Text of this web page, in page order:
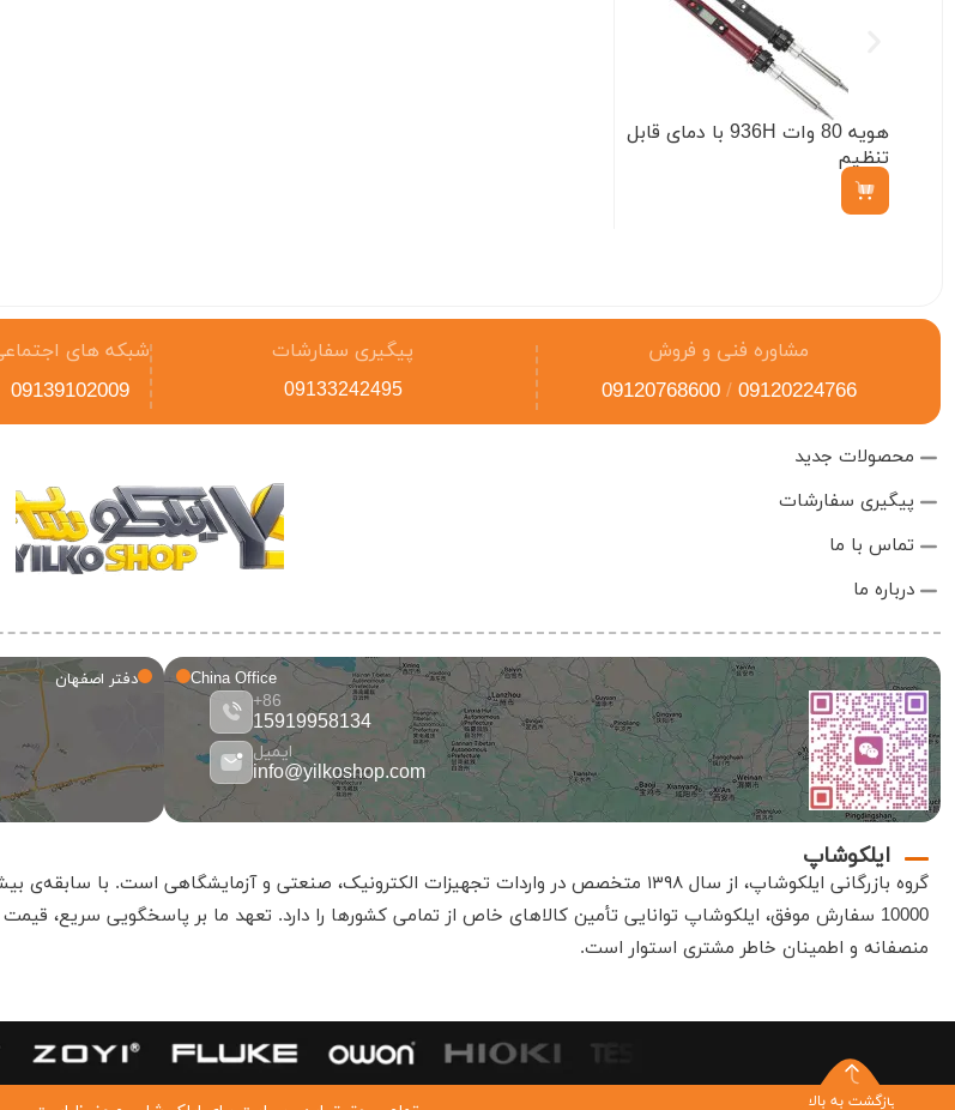
هویه 80 وات 936H با دمای قابل
تنظیم
مشاوره فنی و فروش
09120224766
/
09120768600
پیگیری سفارشات
09133242495
شبکه های
09139102009
محصولات جدید
پیگیری سفارشات
تماس با ما
درباره ما
China Office
86+
15919958134
ایمیل
info@yilkoshop.com
دفتر اصفهان
ایلکوشاپ
گروه بازرگانی ایلکوشاپ، از سال ۱۳۹۸ متخصص در واردات تجهیزات الکترونیک، صنعتی و آزمایشگاهی است . با سابقه‌ی
10000 سفارش موفق،
ایلکوشاپ توانایی تأمین کالاهای خاص از تمامی کشورها را دارد. تعهد ما بر پاسخگویی سریع، قیمت
منصفانه و اطمینان خاطر مشتری استوار است.
بازگشت به بالا